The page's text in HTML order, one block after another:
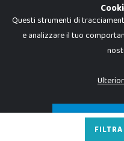
Dadi e Mattoncini è un brand di
I prezzi e le promozioni
P.IVA 02608090425 - REA
Questi strumenti di
e analizzare il tuo
SOLO